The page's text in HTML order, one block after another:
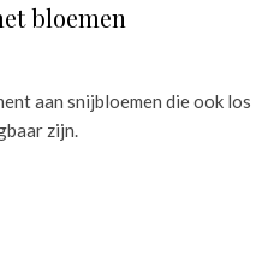
bloemen
aan snijbloemen die ook los
zijn.